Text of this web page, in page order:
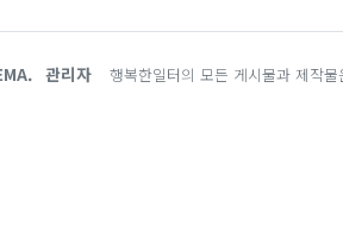
관리자 행복한일터의 모든 게시물과 제작